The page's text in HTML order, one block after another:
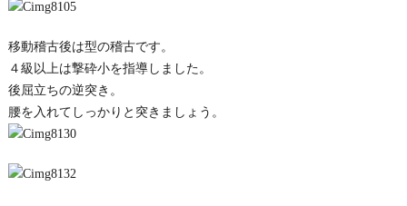
移動稽古後は型の稽古です。
４級以上は撃砕小を指導しました。
後屈立ちの逆突き。
腰を入れてしっかりと突きましょう。